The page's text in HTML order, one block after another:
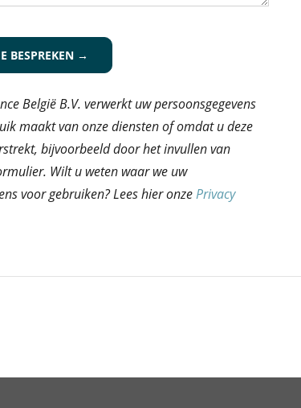
België B.V. verwerkt uw persoonsgegevens
maakt van onze diensten of omdat u deze
bijvoorbeeld door het invullen van
Wilt u weten waar we uw
voor gebruiken? Lees hier onzePrivacy